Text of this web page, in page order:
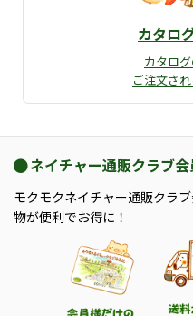
カタロ
カタロ
ご注文さ
ネイチャー通販クラブ
モクモクネイチャー通販クラ
物が便利でお得に！